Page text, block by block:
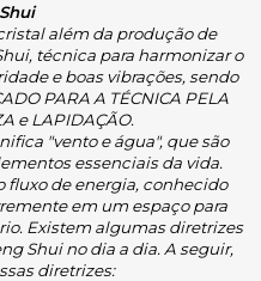
além da produção de
técnica para harmonizar o
e boas vibrações, sendo
PARA A TÉCNICA PELA
e LAPIDAÇÃO.
"vento e água", que são
essenciais da vida.
fluxo de energia, conhecido
em um espaço para
Existem algumas diretrizes
Shui no dia a dia. A seguir,
diretrizes: